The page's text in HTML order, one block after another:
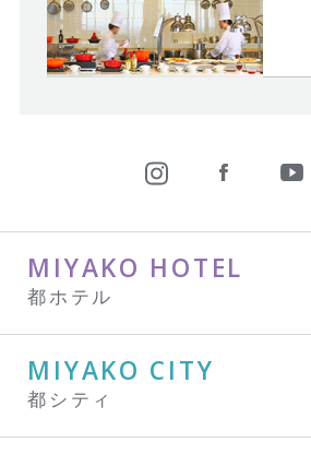
MIYAKO HOTEL
都ホテル
MIYAKO CITY
都シティ